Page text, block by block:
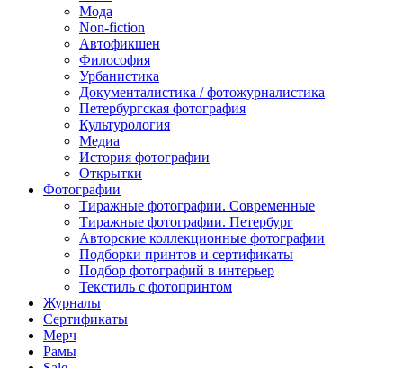
Мода
Non-fiction
Автофикшен
Философия
Урбанистика
Документалистика / фотожурналистика
Петербургская фотография
Культурология
Медиа
История фотографии
Открытки
Фотографии
Тиражные фотографии. Современные
Тиражные фотографии. Петербург
Авторские коллекционные фотографии
Подборки принтов и сертификаты
Подбор фотографий в интерьер
Текстиль с фотопринтом
Журналы
Сертификаты
Мерч
Рамы